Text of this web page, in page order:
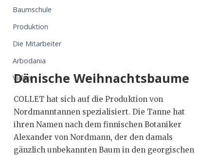
Baumschule
Produktion
Die Mitarbeiter
Arbodania
Video
Dänische Weihnachtsbaume
COLLET hat sich auf die Produktion von
Nordmanntannen spezialisiert. Die Tanne hat
ihren Namen nach dem finnischen Botaniker
Alexander von Nordmann, der den damals
gänzlich unbekannten Baum in den georgischen